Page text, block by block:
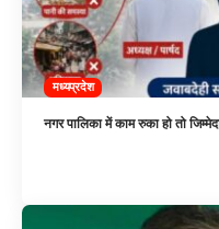
मध्यप्रदेश
नगर पालिका में काम रुका हो तो